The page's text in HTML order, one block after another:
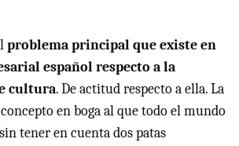
problema principal que existe en
español respecto a la
cultura. De actitud respecto a ella. La
en boga al que todo el mundo
tener en cuenta dos patas